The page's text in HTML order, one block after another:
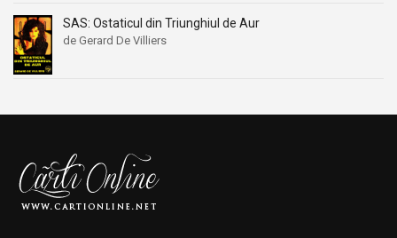
SAS: Ostaticul din Triunghiul de Aur
de Gerard De Villiers